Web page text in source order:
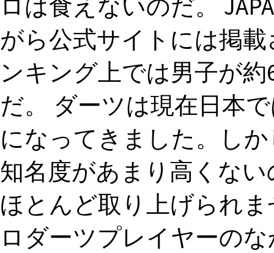
ロは食えないのだ。
がら公式サイトには掲
ンキング上では男子が
だ。 ダーツは現在日本
になってきました。し
知名度があまり高くな
ほとんど取り上げられ
ロダーツプレイヤーの